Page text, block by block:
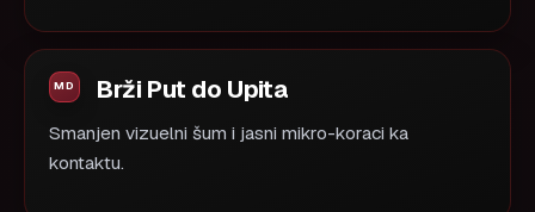
Brži Put do Upita
Smanjen vizuelni šum i jasni mikro-koraci ka
kontaktu.